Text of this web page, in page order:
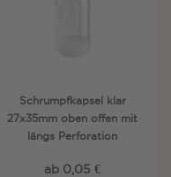
Schrumpfkapsel klar
27x35mm oben offen mit
längs Perforation
ab 0,05 €